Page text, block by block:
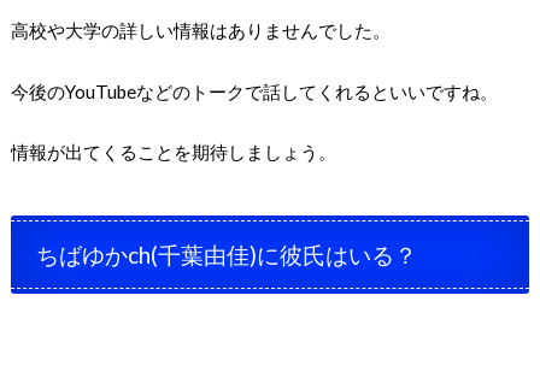
高校や大学の詳しい情報はありませんでした。
今後のYouTubeなどのトークで話してくれるといいですね。
情報が出てくることを期待しましょう。
ちばゆかch(千葉由佳)に彼氏はいる？